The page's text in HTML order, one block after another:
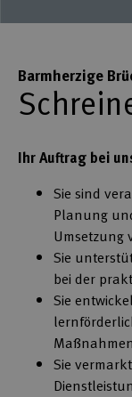
Barmherzige
Ihr Auftrag bei
Sie sind
Planung
Umsetzung
Sie
bei der
Sie
Sie